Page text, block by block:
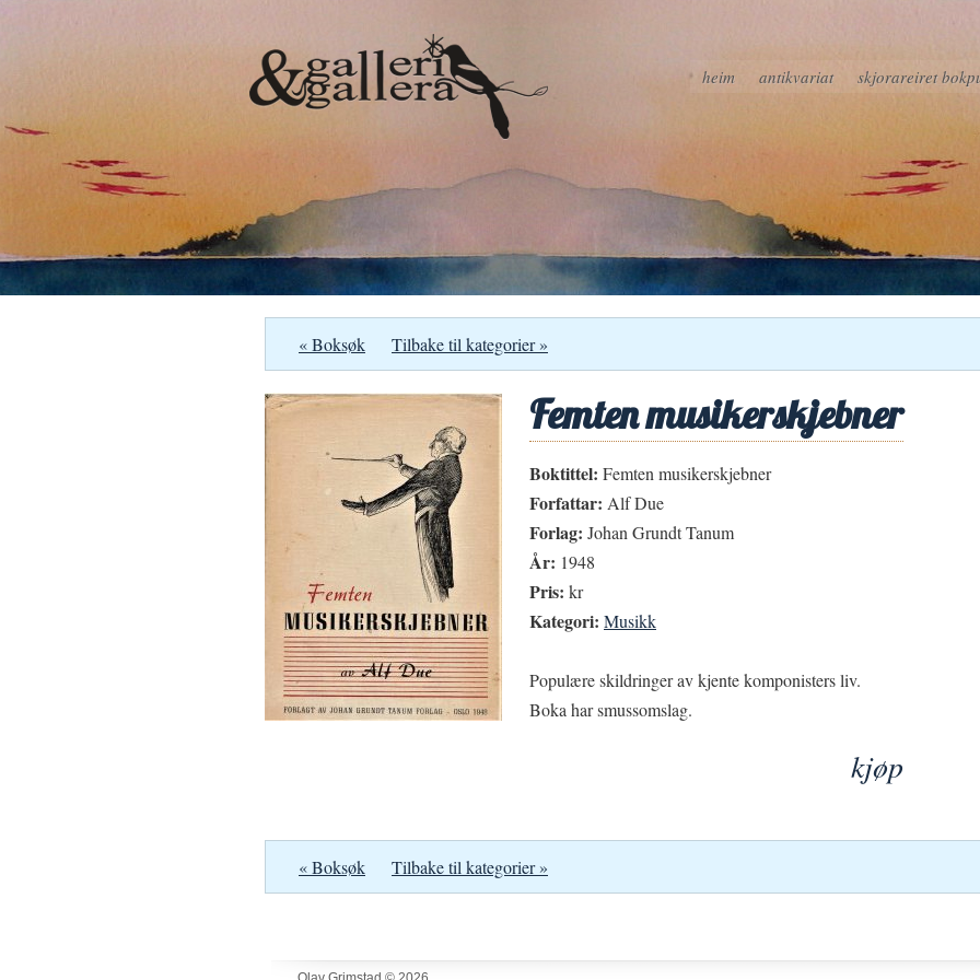
heim antikvariat skjorareiret
« Boksøk Tilbake til kategorier »
Femten musikerskjebner
Boktittel: Femten musikerskjebner
Forfattar: Alf Due
Forlag: Johan Grundt Tanum
År: 1948
Pris: kr
Kategori: Musikk
Populære skildringer av kjente komponisters liv.
Boka har smussomslag.
kjøp
« Boksøk Tilbake til kategorier »